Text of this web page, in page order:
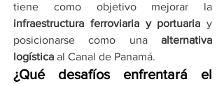
infraestructura ferroviaria y portuaria y
posicionarse como una alternativa
logística al Canal de Panamá.
¿Qué desafíos enfrentará el